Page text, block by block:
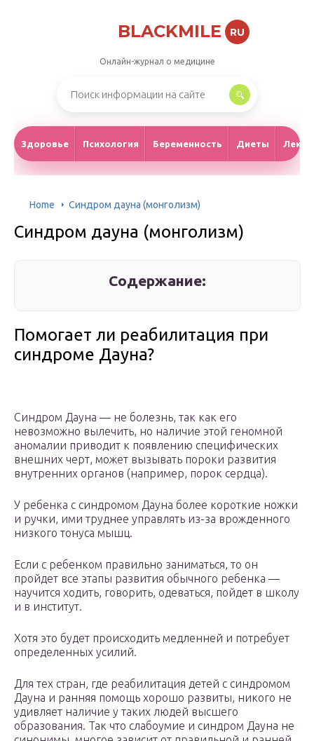
BLACKMILE RU
Онлайн-журнал о медицине
Здоровье Психология Беременность Диеты
Home Синдром дауна (монголизм)
Синдром дауна (монголизм)
Содержание:
Помогает ли реабилитация при
синдроме Дауна?
Синдром Дауна — не болезнь, так как его
невозможно вылечить, но наличие этой геномной
аномалии приводит к появлению специфических
внешних черт, может вызывать пороки развития
внутренних органов (например, порок сердца).
У ребенка с синдромом Дауна более короткие ножки
и ручки, ими труднее управлять из-за врожденного
низкого тонуса мышц.
Если с ребенком правильно заниматься, то он
пройдет все этапы развития обычного ребенка —
научится ходить, говорить, одеваться, пойдет в школу
и в институт.
Хотя это будет происходить медленней и потребует
определенных усилий.
Для тех стран, где реабилитация детей с синдромом
Дауна и ранняя помощь хорошо развиты, никого не
удивляет наличие у таких людей высшего
образования. Так что слабоумие и синдром Дауна не